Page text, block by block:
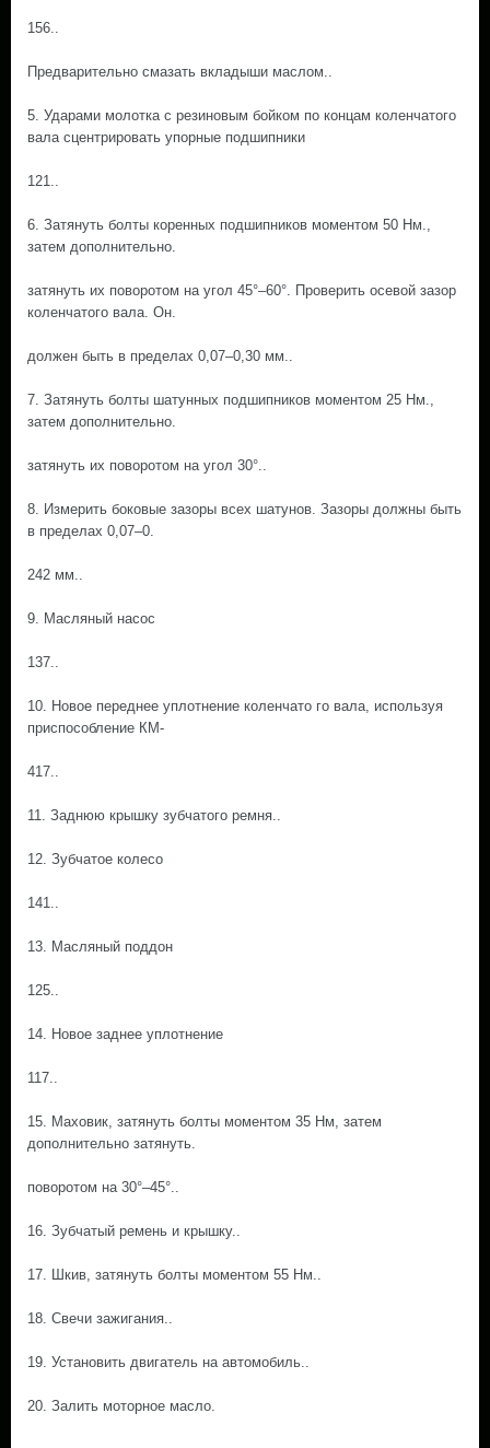
156..
Предварительно смазать вкладыши маслом..
5. Ударами молотка с резиновым бойком по концам коленчатого
вала сцентрировать упорные подшипники
121..
6. Затянуть болты коренных подшипников моментом 50 Нм.,
затем дополнительно.
затянуть их поворотом на угол 45°–60°. Проверить осевой зазор
коленчатого вала. Он.
должен быть в пределах 0,07–0,30 мм..
7. Затянуть болты шатунных подшипников моментом 25 Нм.,
затем дополнительно.
затянуть их поворотом на угол 30°..
8. Измерить боковые зазоры всех шатунов. Зазоры должны быть
в пределах 0,07–0.
242 мм..
9. Масляный насос
137..
10. Новое переднее уплотнение коленчато го вала, используя
приспособление КМ-
417..
11. Заднюю крышку зубчатого ремня..
12. Зубчатое колесо
141..
13. Масляный поддон
125..
14. Новое заднее уплотнение
117..
15. Маховик, затянуть болты моментом 35 Нм, затем
дополнительно затянуть.
поворотом на 30°–45°..
16. Зубчатый ремень и крышку..
17. Шкив, затянуть болты моментом 55 Нм..
18. Свечи зажигания..
19. Установить двигатель на автомобиль..
20. Залить моторное масло.